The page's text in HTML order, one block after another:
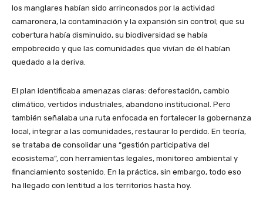
los manglares habían sido arrinconados por la actividad
camaronera, la contaminación y la expansión sin control; que su
cobertura había disminuido, su biodiversidad se había
empobrecido y que las comunidades que vivían de él habían
quedado a la deriva.
El plan identificaba amenazas claras: deforestación, cambio
climático, vertidos industriales, abandono institucional. Pero
también señalaba una ruta enfocada en fortalecer la gobernanza
local, integrar a las comunidades, restaurar lo perdido. En teoría,
se trataba de consolidar una “gestión participativa del
ecosistema”, con herramientas legales, monitoreo ambiental y
financiamiento sostenido. En la práctica, sin embargo, todo eso
ha llegado con lentitud a los territorios hasta hoy.